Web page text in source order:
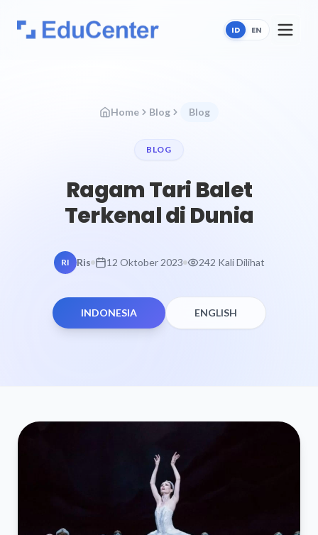
ID EN
Home Blog Blog
BLOG
Ragam Tari Balet
Terkenal di Dunia
RI Ris 12 Oktober 2023 242 Kali Dilihat
INDONESIA ENGLISH